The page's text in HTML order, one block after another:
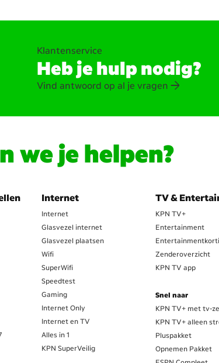
Klantenservice
Heb je hulp nodig?
Vind antwoord op al je vragen
we je helpen?
Internet
Internet
Glasvezel internet
Glasvezel plaatsen
Wifi
SuperWifi
Speedtest
Gaming
Internet Only
Internet en TV
Alles in 1
KPN SuperVeilig
TV &
KPN TV+
Entertainment
Zenderoverzicht
KPN TV app
Snel naar
KPN TV+ met tv-
KPN TV+ alleen
Pluspakket
Opnemen Pakket